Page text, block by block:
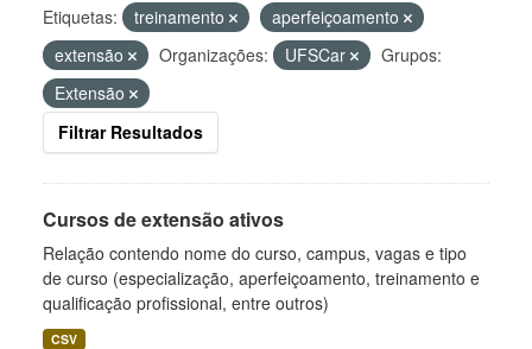
Etiquetas: treinamento
aperfeiçoamento
extensão
Organizações: UFSCar
Grupos:
Extensão
Filtrar Resultados
Cursos de extensão ativos
Relação contendo nome do curso, campus, vagas e tipo
de curso (especialização, aperfeiçoamento, treinamento e
qualificação profissional, entre outros)
CSV